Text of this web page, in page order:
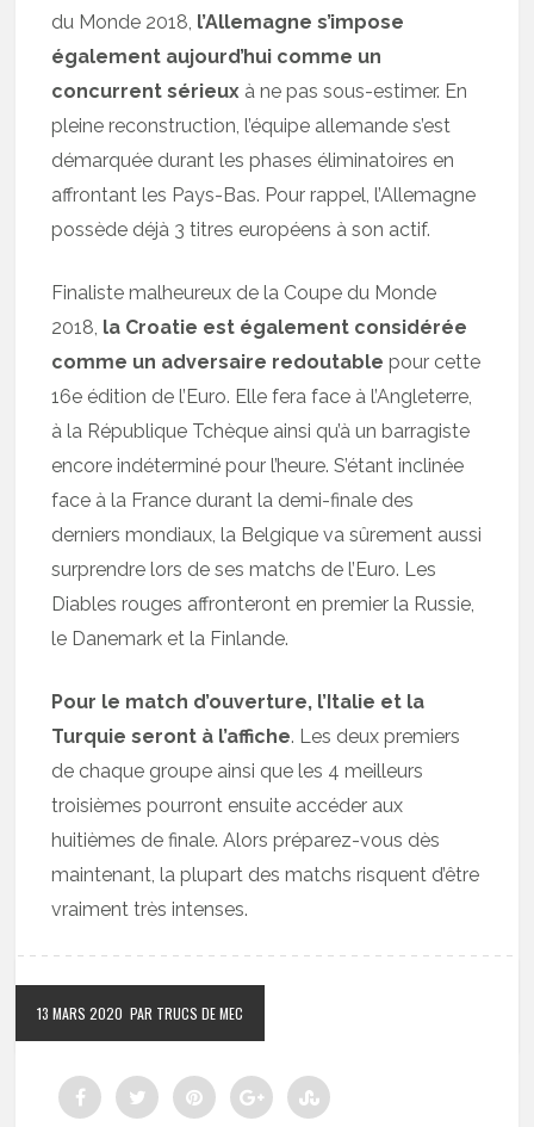
du Monde 2018, l’Allemagne s’impose
également aujourd’hui comme un
concurrent sérieux à ne pas sous-estimer. En
pleine reconstruction, l’équipe allemande s’est
démarquée durant les phases éliminatoires en
affrontant les Pays-Bas. Pour rappel, l’Allemagne
possède déjà 3 titres européens à son actif.
Finaliste malheureux de la Coupe du Monde
2018, la Croatie est également considérée
comme un adversaire redoutable pour cette
16e édition de l’Euro. Elle fera face à l’Angleterre,
à la République Tchèque ainsi qu’à un barragiste
encore indéterminé pour l’heure. S’étant inclinée
face à la France durant la demi-finale des
derniers mondiaux, la Belgique va sûrement aussi
surprendre lors de ses matchs de l’Euro. Les
Diables rouges affronteront en premier la Russie,
le Danemark et la Finlande.
Pour le match d’ouverture, l’Italie et la
Turquie seront à l’affiche. Les deux premiers
de chaque groupe ainsi que les 4 meilleurs
troisièmes pourront ensuite accéder aux
huitièmes de finale. Alors préparez-vous dès
maintenant, la plupart des matchs risquent d’être
vraiment très intenses.
13 MARS 2020 PAR TRUCS DE MEC